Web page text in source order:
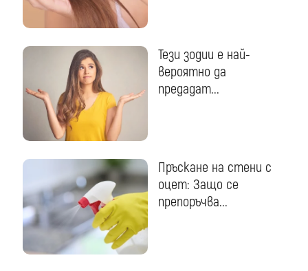
Тези зодии е най-
вероятно да
предадат...
Пръскане на стени с
оцет: Защо се
препоръчва...